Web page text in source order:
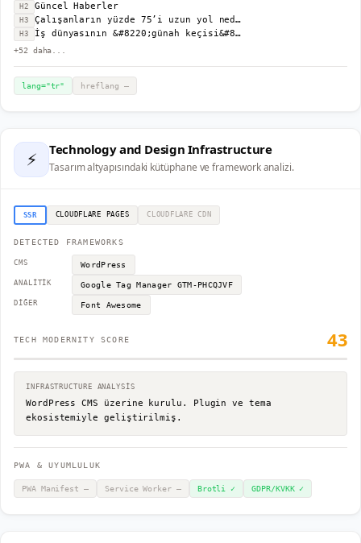
H2 Güncel Haberler
H3 Çalışanların yüzde 75’i uzun yol nedeniyle iş değiştirmeyi düşünüyor
H3 İş dünyasının &#8220;günah keçisi&#8221; İK&#8217;nın yükselişi
+52 daha...
lang="tr" hreflang —
⚡ Technology and Design Infrastructure
Tasarım altyapısındaki kütüphane ve framework analizi.
SSR CLOUDFLARE PAGES CLOUDFLARE CDN
DETECTED FRAMEWORKS
CMS WordPress
ANALITIK Google Tag Manager GTM-PHCQJVF
DIĞER Font Awesome
TECH MODERNITY SCORE 43
INFRASTRUCTURE ANALYSIS
WordPress CMS üzerine kurulu. Plugin ve tema
ekosistemiyle geliştirilmiş.
PWA & UYUMLULUK
PWA Manifest— Service Worker — Brotli✓ GDPR/KVKK✓